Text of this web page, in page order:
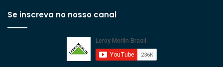
Se inscreva no nosso canal